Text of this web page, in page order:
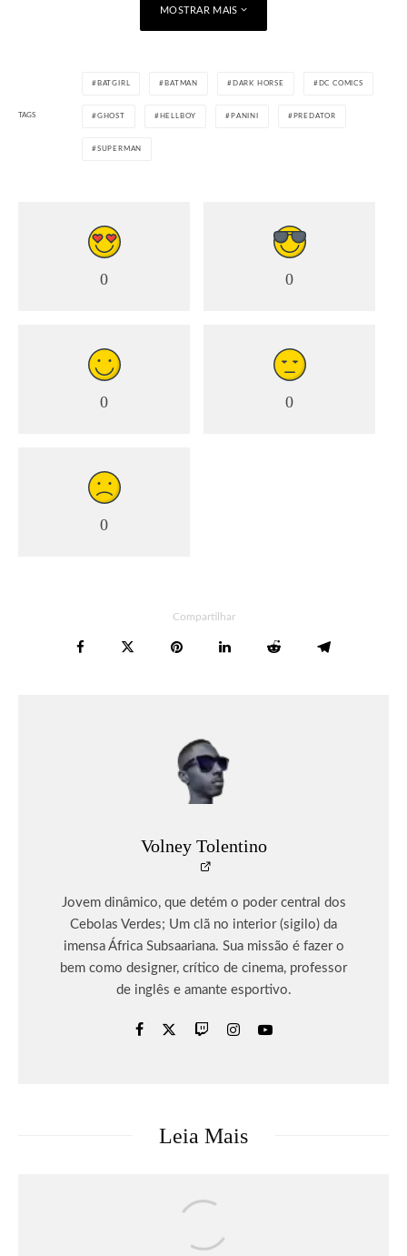
MOSTRAR MAIS
TAGS
BATGIRL BATMAN DARK HORSE DC COMICS
GHOST HELLBOY PANINI PREDATOR
SUPERMAN
0 0
0 0
0
Compartilhar
Volney Tolentino
Jovem dinâmico, que detém o poder central dos
Cebolas Verdes; Um clã no interior (sigilo) da
imensa África Subsaariana. Sua missão é fazer o
bem como designer, crítico de cinema, professor
de inglês e amante esportivo.
Leia Mais
Marvel explica oficialmente o maior
poder do Demolidor (e como ele supera